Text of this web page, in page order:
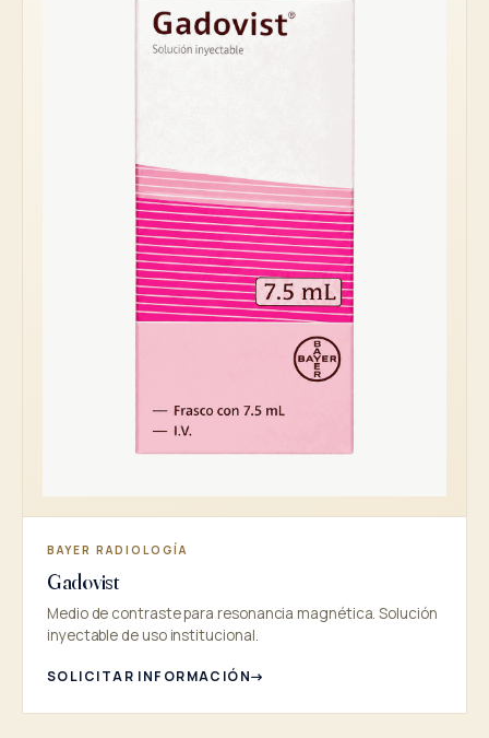
BAYER RADIOLOGÍA
Gadovist
Medio de contraste para resonancia magnética. Solución
inyectable de uso institucional.
SOLICITAR INFORMACIÓN